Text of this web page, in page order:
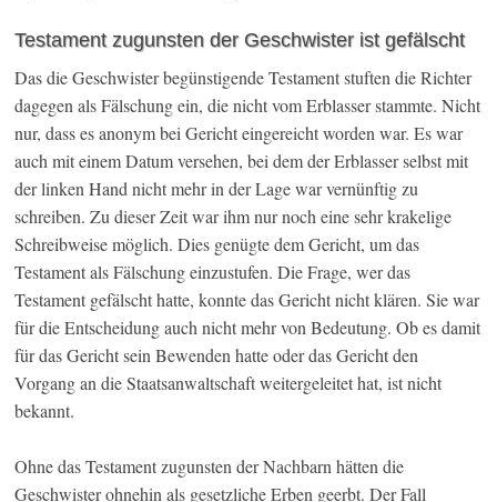
Testament zugunsten der Geschwister ist gefälscht
Das die Geschwister begünstigende Testament stuften die Richter
dagegen als Fälschung ein, die nicht vom Erblasser stammte. Nicht
nur, dass es anonym bei Gericht eingereicht worden war. Es war
auch mit einem Datum versehen, bei dem der Erblasser selbst mit
der linken Hand nicht mehr in der Lage war vernünftig zu
schreiben. Zu dieser Zeit war ihm nur noch eine sehr krakelige
Schreibweise möglich. Dies genügte dem Gericht, um das
Testament als Fälschung einzustufen. Die Frage, wer das
Testament gefälscht hatte, konnte das Gericht nicht klären. Sie war
für die Entscheidung auch nicht mehr von Bedeutung. Ob es damit
für das Gericht sein Bewenden hatte oder das Gericht den
Vorgang an die Staatsanwaltschaft weitergeleitet hat, ist nicht
bekannt.
Ohne das Testament zugunsten der Nachbarn hätten die
Geschwister ohnehin als gesetzliche Erben geerbt. Der Fall